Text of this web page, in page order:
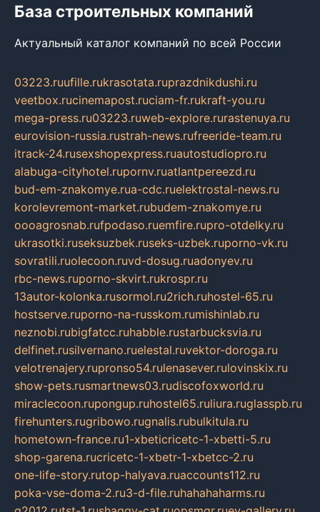
База строительных компаний
Актуальный каталог компаний по всей России
03223.ruufille.rukrasotata.ruprazdnikdushi.ru
veetbox.rucinemapost.ruciam-fr.rukraft-you.ru
mega-press.ru03223.ruweb-explore.rurastenuya.ru
eurovision-russia.rustrah-news.rufreeride-team.ru
itrack-24.rusexshopexpress.ruautostudiopro.ru
alabuga-cityhotel.rupornv.ruatlantpereezd.ru
bud-em-znakomye.rua-cdc.ruelektrostal-news.ru
korolevremont-market.rubudem-znakomye.ru
oooagrosnab.rufpodaso.ruemfire.rupro-otdelky.ru
ukrasotki.ruseksuzbek.ruseks-uzbek.ruporno-vk.ru
sovratili.ruolecoon.ruvd-dosug.ruadonyev.ru
rbc-news.ruporno-skvirt.rukrospr.ru
13autor-kolonka.rusormol.ru2rich.ruhostel-65.ru
hostserve.ruporno-na-russkom.rumishinlab.ru
neznobi.rubigfatcc.ruhabble.rustarbucksvia.ru
delfinet.rusilvernano.ruelestal.ruvektor-doroga.ru
velotrenajery.rupronso54.rulenasever.rulovinskix.ru
show-pets.rusmartnews03.rudiscofoxworld.ru
miraclecoon.rupongup.ruhostel65.ruliura.ruglasspb.ru
firehunters.rugribowo.rugnalis.rubulkitula.ru
hometown-france.ru1-xbeticricetc-1-xbetti-5.ru
shop-garena.rucricetc-1-xbetr-1-xbetcc-2.ru
one-life-story.rutop-halyava.ruaccounts112.ru
poka-vse-doma-2.ru3-d-file.ruhahahaharms.ru